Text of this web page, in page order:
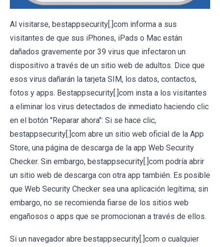
Al visitarse, bestappsecurity[.]com informa a sus
visitantes de que sus iPhones, iPads o Mac están
dañados gravemente por 39 virus que infectaron un
dispositivo a través de un sitio web de adultos. Dice que
esos virus dañarán la tarjeta SIM, los datos, contactos,
fotos y apps. Bestappsecurity[.]com insta a los visitantes
a eliminar los virus detectados de inmediato haciendo clic
en el botón "Reparar ahora": Si se hace clic,
bestappsecurity[.]com abre un sitio web oficial de la App
Store, una página de descarga de la app Web Security
Checker. Sin embargo, bestappsecurity[.]com podría abrir
un sitio web de descarga con otra app también. Es posible
que Web Security Checker sea una aplicación legítima; sin
embargo, no se recomienda fiarse de los sitios web
engañosos o apps que se promocionan a través de ellos.
Si un navegador abre bestappsecurity[.]com o cualquier